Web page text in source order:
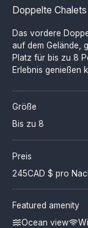
Doppelte
Das vordere
auf dem Gelände,
Platz für bis zu 8
Erlebnis genießen
Größe
Bis zu 8
Preis
245CAD $ pro
Featured amenity
Ocean view